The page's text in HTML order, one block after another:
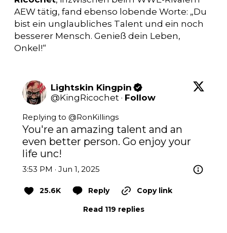
AEW tätig, fand ebenso lobende Worte: „Du
bist ein unglaubliches Talent und ein noch
besserer Mensch. Genieß dein Leben,
Onkel!“
Lightskin Kingpin
@KingRicochet · Follow
Replying to @RonKillings
You're an amazing talent and an
even better person. Go enjoy your
life unc!
3:53 PM · Jun 1, 2025
25.6K Reply Copy link
Read 119 replies